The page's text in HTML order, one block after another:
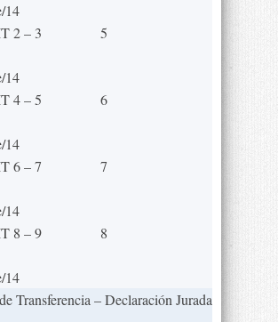
14
2 – 3
14
5
4 – 5
14
6
6 – 7
14
7
8 – 9
14
8
Transferencia – Declaración Jurada